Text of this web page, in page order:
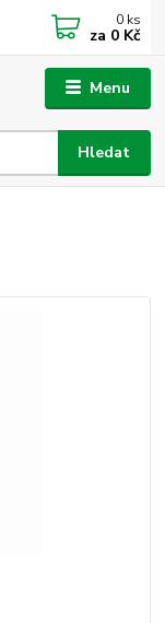
Menu
Hledat
0 ks
za 0 Kč